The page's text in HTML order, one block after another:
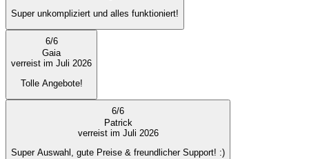
Super unkompliziert und alles funktioniert!
6/6
Gaia
verreist im Juli 2026
Tolle Angebote!
6/6
Patrick
verreist im Juli 2026
Super Auswahl, gute Preise & freundlicher Support! :)